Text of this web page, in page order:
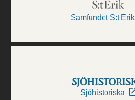
Samfundet S:t Erik
Sjöhistoriska